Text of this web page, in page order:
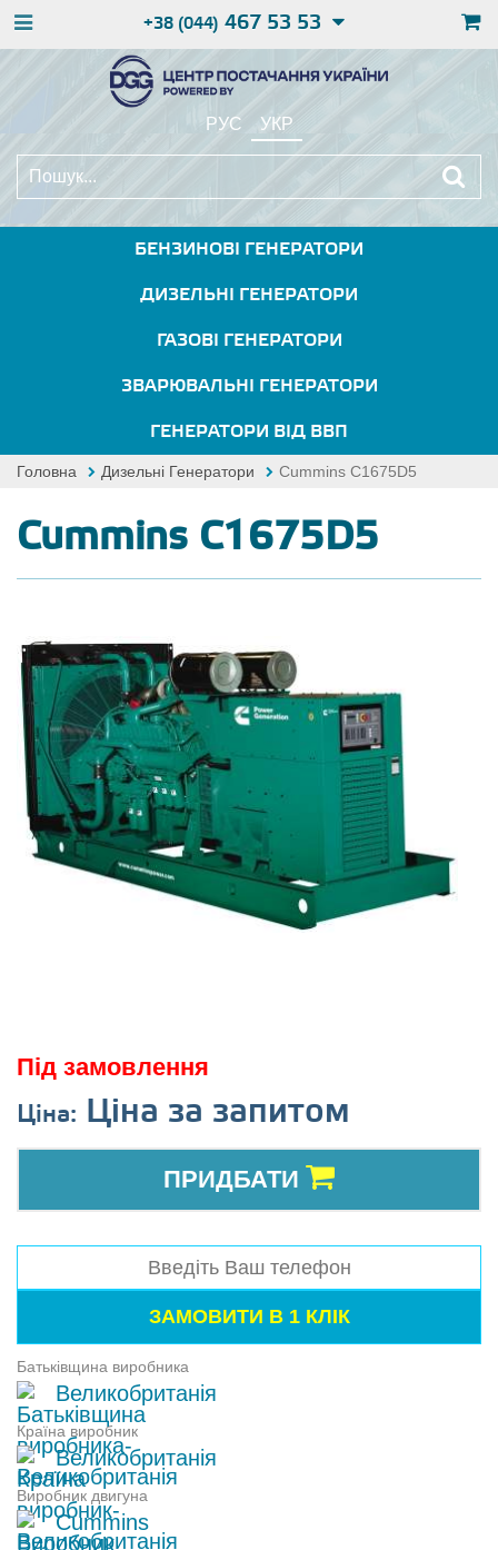
+38 (044) 467 53 53
РУС УКР
БЕНЗИНОВІ ГЕНЕРАТОРИ
ДИЗЕЛЬНІ ГЕНЕРАТОРИ
ГАЗОВІ ГЕНЕРАТОРИ
ЗВАРЮВАЛЬНІ ГЕНЕРАТОРИ
ГЕНЕРАТОРИ ВІД ВВП
Головна Дизельні Генератори Cummins C1675D5
Cummins C1675D5
Під замовлення
Ціна: Ціна за запитом
ПРИДБАТИ
Батьківщина виробника
Великобританія
Країна виробник
Великобританія
Виробник двигуна
Cummins